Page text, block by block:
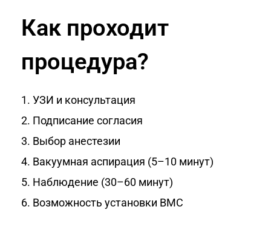
Как проходит
процедура?
УЗИ и консультация
2. Подписание согласия
3. Выбор анестезии
4. Вакуумная аспирация (5–10 минут)
5. Наблюдение (30–60 минут)
6. Возможность установки ВМС